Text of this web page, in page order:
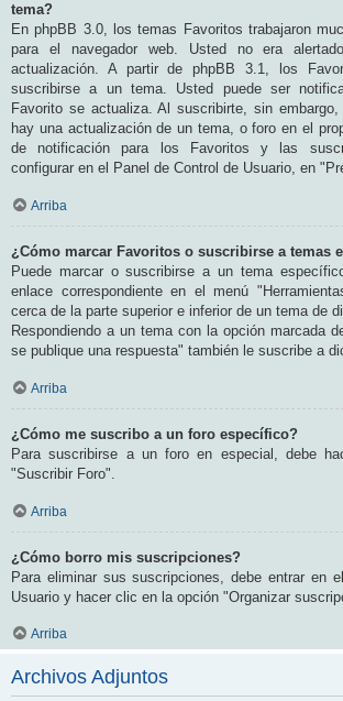
tema?
En phpBB 3.0, los temas Favoritos trabajaron
para el navegador web. Usted no era
actualización. A partir de phpBB 3.1, los
suscribirse a un tema. Usted puede ser
Favorito se actualiza. Al suscribirte, sin
hay una actualización de un tema, o foro en el
de notificación para los Favoritos y las
configurar en el Panel de Control de Usuario, en
Arriba
¿Cómo marcar Favoritos o suscribirse a temas
Puede marcar o suscribirse a un tema
enlace correspondiente en el menú
cerca de la parte superior e inferior de un tema de
Respondiendo a un tema con la opción marcada
se publique una respuesta" también le suscribe a
Arriba
¿Cómo me suscribo a un foro específico?
Para suscribirse a un foro en especial, debe
"Suscribir Foro".
Arriba
¿Cómo borro mis suscripciones?
Para eliminar sus suscripciones, debe entrar en
Usuario y hacer clic en la opción "Organizar
Arriba
Archivos Adjuntos